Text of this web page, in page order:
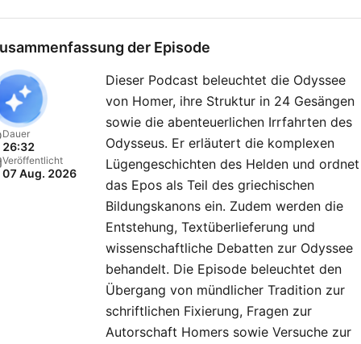
der Episode
Dauer
26:32
Veröffentlicht
07 Aug. 2026
Dieser Podcast beleuchtet die Odyssee
von Homer, ihre Struktur in 24 Gesängen
sowie die abenteuerlichen Irrfahrten des
Odysseus. Er erläutert die komplexen
Lügengeschichten des Helden und ordnet
das Epos als Teil des griechischen
Bildungskanons ein. Zudem werden die
Entstehung, Textüberlieferung und
wissenschaftliche Debatten zur Odyssee
behandelt. Die Episode beleuchtet den
Übergang von mündlicher Tradition zur
schriftlichen Fixierung, Fragen zur
Autorschaft Homers sowie Versuche zur